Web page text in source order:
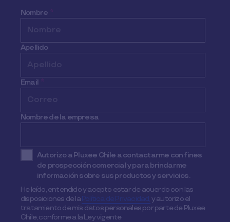
Nombre *
Apellido
Email *
Nombre de la empresa
Autorizo a Pluxee Chile a contactarme con fines
de prospección comercial y para brindarme
información sobre sus productos y servicios.
He leído, entendido y acepto estar de acuerdo con las
disposiciones de laPolítica de Privacidad,y autorizo el
tratamiento de mis datos personales por parte de Pluxee
Chile, conforme a la Ley vigente